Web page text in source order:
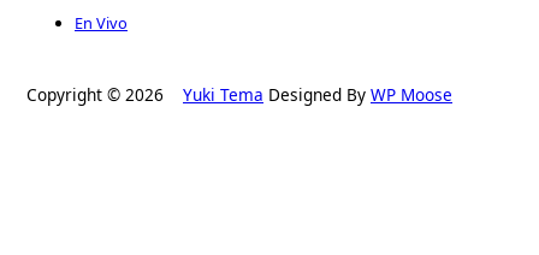
En Vivo
Copyright © 2026 Yuki Tema Designed By WP Moose